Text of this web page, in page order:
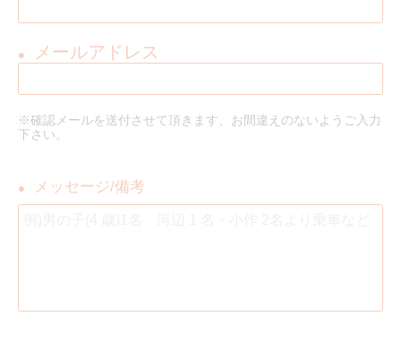
● メールアドレス
※確認メールを送付させて頂きます、お間違えのないようご入力
下さい。
● メッセージ/備考